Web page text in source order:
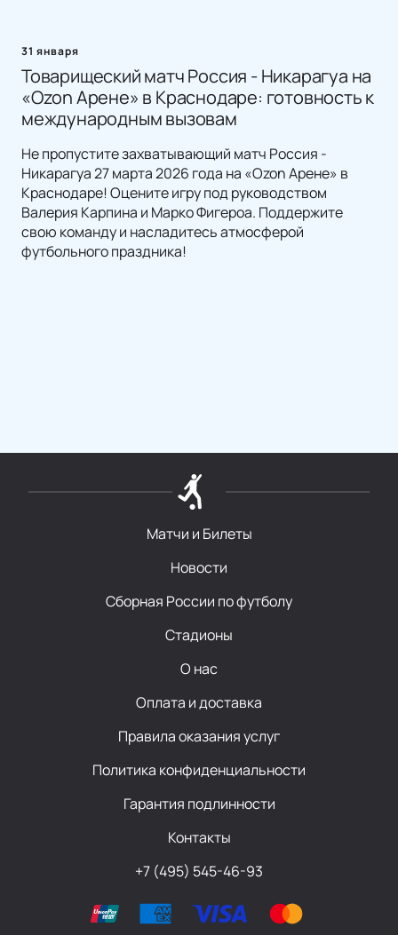
31 января
Товарищеский матч Россия - Никарагуа на
«Ozon Арене» в Краснодаре: готовность к
международным вызовам
Не пропустите захватывающий матч Россия -
Никарагуа 27 марта 2026 года на «Ozon Арене» в
Краснодаре! Оцените игру под руководством
Валерия Карпина и Марко Фигероа. Поддержите
свою команду и насладитесь атмосферой
футбольного праздника!
Матчи и Билеты
Новости
Сборная России по футболу
Стадионы
О нас
Оплата и доставка
Правила оказания услуг
Политика конфиденциальности
Гарантия подлинности
Контакты
+7 (495) 545-46-93